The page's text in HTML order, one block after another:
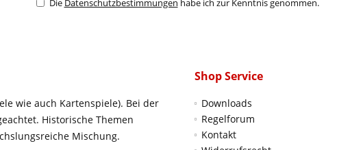
Die Datenschutzbestimmungen habe ich zur Kenntnis genommen.
wie auch Kartenspiele). Bei der
Historische Themen
Mischung.
Shop Service
Downloads
Regelforum
Kontakt